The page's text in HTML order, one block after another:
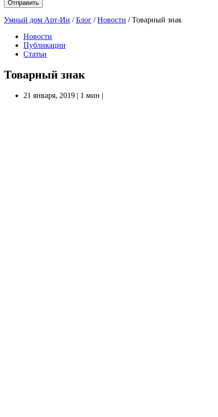
Умный дом Арт-Ин /Блог /Новости /Товарный знак
Новости
Публикации
Статьи
Товарный знак
21 января, 2019 | 1 мин |